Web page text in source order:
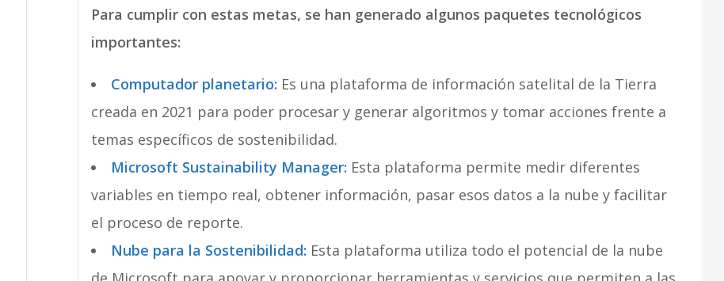
Para cumplir con estas metas, se han generado algunos paquetes tecnológicos
importantes:
Computador planetario: Es una plataforma de información satelital de la Tierra
creada en 2021 para poder procesar y generar algoritmos y tomar acciones frente a
temas específicos de sostenibilidad.
Microsoft Sustainability Manager: Esta plataforma permite medir diferentes
variables en tiempo real, obtener información, pasar esos datos a la nube y facilitar
el proceso de reporte.
Nube para la Sostenibilidad: Esta plataforma utiliza todo el potencial de la nube